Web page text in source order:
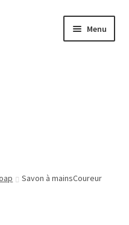
Menu
Savon à mainsCoureur